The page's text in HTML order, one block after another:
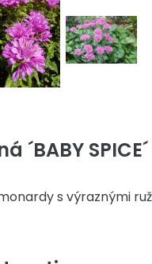
s výraznými